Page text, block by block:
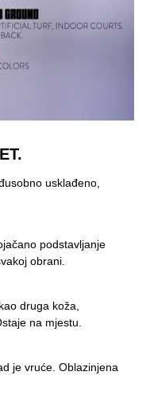
usklađeno,
podstavljanje
obrani.
druga koža,
na mjestu.
je vruće. Oblazinjena